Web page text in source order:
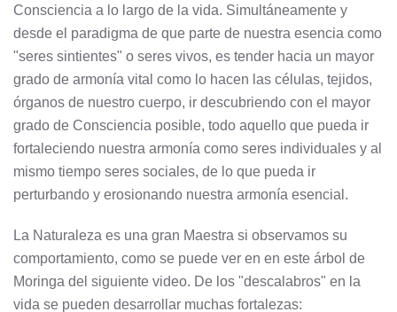
Consciencia a lo largo de la vida. Simultáneamente y
desde el paradigma de que parte de nuestra esencia como
"seres sintientes" o seres vivos, es tender hacia un mayor
grado de armonía vital como lo hacen las células, tejidos,
órganos de nuestro cuerpo, ir descubriendo con el mayor
grado de Consciencia posible, todo aquello que pueda ir
fortaleciendo nuestra armonía como seres individuales y al
mismo tiempo seres sociales, de lo que pueda ir
perturbando y erosionando nuestra armonía esencial.
La Naturaleza es una gran Maestra si observamos su
comportamiento, como se puede ver en en este árbol de
Moringa del siguiente video. De los "descalabros" en la
vida se pueden desarrollar muchas fortalezas: